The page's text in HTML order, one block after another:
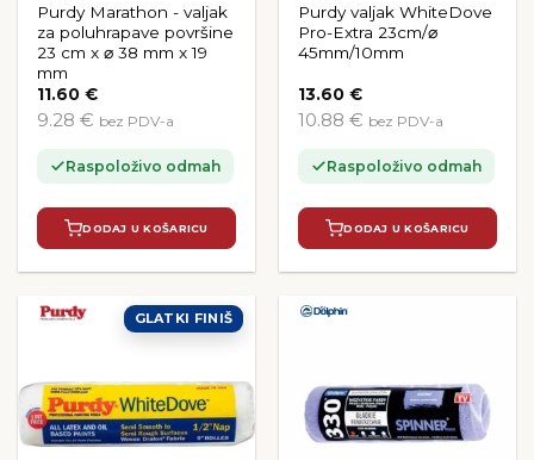
Purdy Marathon - valjak
za poluhrapave površine
23 cm x ⌀ 38 mm x 19
mm
11.60€
9.28 € bez PDV-a
Raspoloživo odmah
DODAJ U KOŠARICU
Purdy valjak WhiteDove
Pro-Extra 23cm/⌀
45mm/10mm
13.60€
10.88 € bez PDV-a
Raspoloživo odmah
DODAJ U KOŠARICU
GLATKI FINIŠ